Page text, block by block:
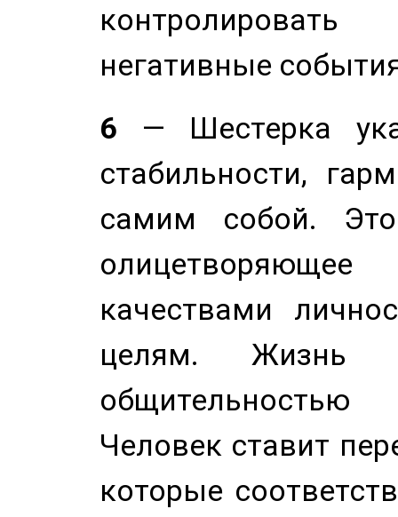
негативные
6 — Шестерка
стабильности,
самим собой.
качествами
целям. Жизнь
Человек ставит
которые